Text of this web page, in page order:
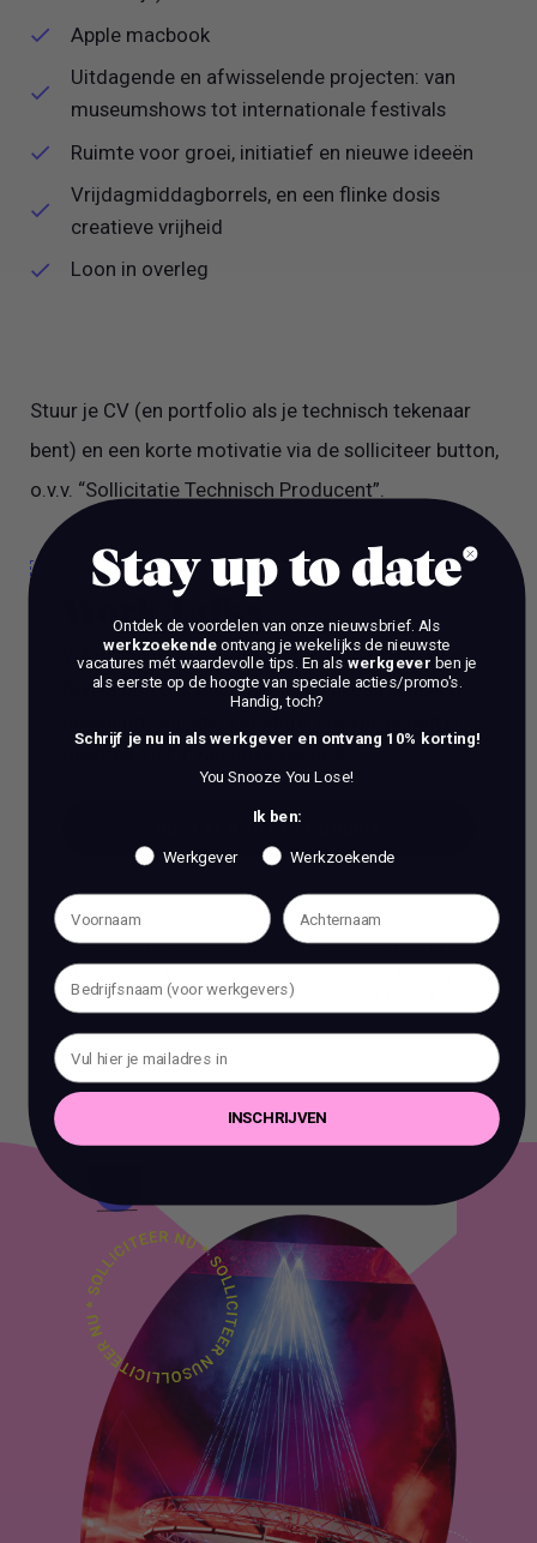
Apple macbook
Uitdagende en afwisselende projecten: van
museumshows tot internationale festivals
Ruimte voor groei, initiatief en nieuwe ideeën
Vrijdagmiddagborrels, en een flinke dosis
creatieve vrijheid
Loon in overleg
Stuur je CV (en portfolio als je technisch tekenaar
bent) en een korte motivatie via de solliciteer button,
o.v.v. “Sollicitatie Technisch Producent”.
Work Talks
Wil je een stap vooruit zetten in je carrière?
Ben je op zoek naar meer dan alleen reguliere
gesprek met 1 van onze experts.
BOEK EEN 70 MIN CONSULT
Het is verboden om zonder voorafgaande schriftelijke
toestemming content en informatie van deze website te kopiëren,
te reproduceren of te gebruiken voor commerciële doeleinden.
Stay up to date
Ontdek de voordelen van onze nieuwsbrief. Als
werkzoekendeontvang je wekelijks de nieuwste
vacatures mét waardevolle tips. En als werkgever ben je
als eerste op de hoogte van speciale acties/promo's.
Handig, toch?
Schrijf je nu in als werkgever en ontvang 10% korting!
You Snooze You Lose!
Ik ben:
Werkgever Werkzoekende
INSCHRIJVEN